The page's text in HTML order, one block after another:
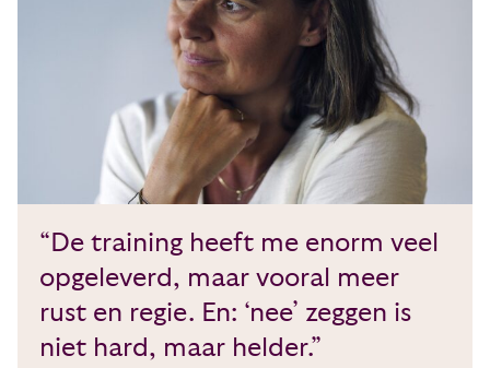
“De training heeft me enorm veel
opgeleverd, maar vooral meer
rust en regie. En: ‘nee’ zeggen is
niet hard, maar helder.”